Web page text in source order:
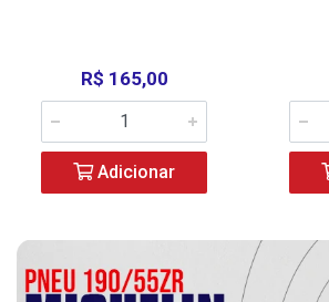
R$ 165,00
Adicionar